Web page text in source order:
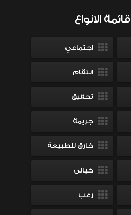
قائمة الانواع
اجتماعي
انتقام
تحقيق
جريمة
خارق للطبيعة
خيالى
رعب